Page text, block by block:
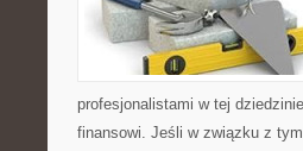
profesjonalistami w tej
finansowi. Jeśli w związku z